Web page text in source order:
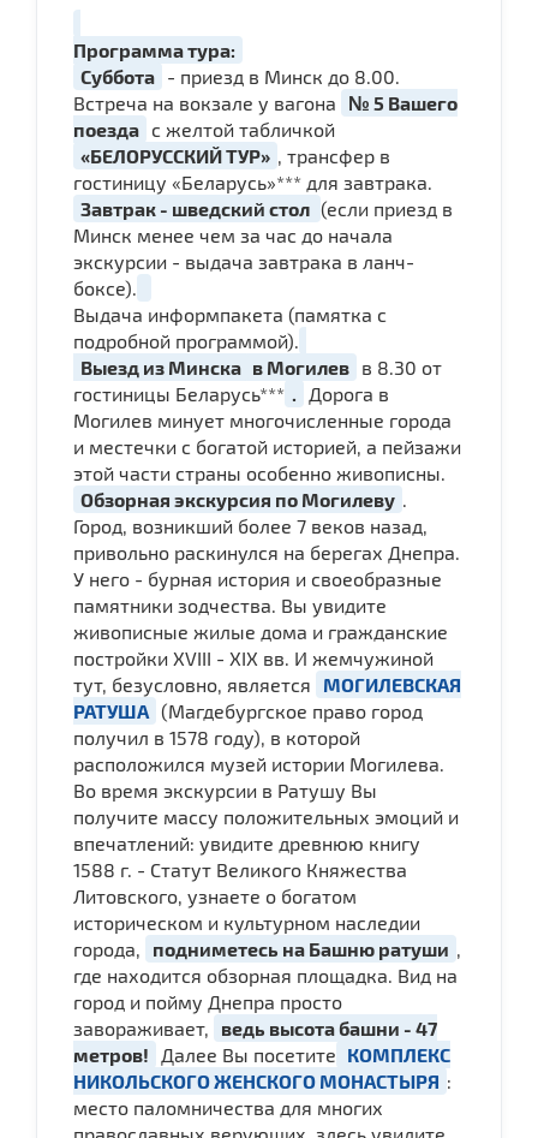
Программа тура:
Суббота - приезд в Минск до 8.00.
Встреча на вокзале у вагона
№ 5 Вашего
поезда с желтой табличкой
«БЕЛОРУССКИЙ ТУР»
, трансфер в
гостиницу «Беларусь»*** для завтрака.
Завтрак - шведский стол (если приезд в
Минск менее чем за час до начала
экскурсии - выдача завтрака в ланч-
боксе).
Выдача информпакета (памятка с
подробной программой).
Выезд из Минска в Могилев в 8.30 от
гостиницы Беларусь*** .
Дорога в
Могилев минует многочисленные города
и местечки с богатой историей, а пейзажи
этой части страны особенно живописны.
Обзорная экскурсия по Могилеву
Город, возникший более 7 веков назад,
привольно раскинулся на берегах Днепра.
У него - бурная история и своеобразные
памятники зодчества. Вы увидите
живописные жилые дома и гражданские
постройки XVIII - XIX вв. И жемчужиной
тут, безусловно, является
МОГИЛЕВСКАЯ
РАТУША (Магдебургское право город
получил в 1578 году), в которой
расположился музей истории Могилева.
Во время экскурсии в Ратушу Вы
получите массу положительных эмоций и
впечатлений: увидите древнюю книгу
1588 г. - Статут Великого Княжества
Литовского, узнаете о богатом
историческом и культурном наследии
города,
подниметесь на Башню ратуши
где находится обзорная площадка. Вид на
город и пойму Днепра просто
завораживает,
ведь высота башни - 47
метров!
Далее Вы посетите КОМПЛЕКС
НИКОЛЬСКОГО ЖЕНСКОГО МОНАСТЫРЯ :
место паломничества для многих
православных верующих, здесь увидите